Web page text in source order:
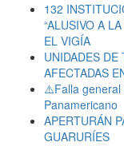
132
“ALUSIVO A
EL VIGÍA
UNIDADES DE
AFECTADAS
⚠️Falla general
Panamericano
APERTURÁN
GUARURÍES